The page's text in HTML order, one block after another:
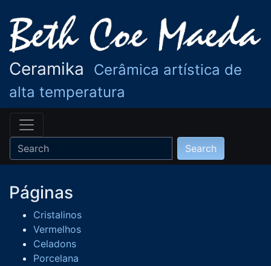
Ceramika
Cerâmica artística de
alta temperatura
Páginas
Cristalinos
Vermelhos
Celadons
Porcelana